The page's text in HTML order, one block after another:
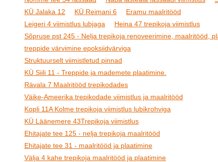
KÜ Jalaka 12
KÜ Reimani 6
Eramu maalritööd
Leigeri 4 viimistlus lubjaga
Heina 47 trepikoja viimistlus
Sõpruse pst 245 - Nelja trepikoja renoveerimine, maalritööd,
treppide värvimine epoksiidvärviga
Struktuurselt viimistletud pinnad
KÜ Siili 11 - Treppide ja mademete plaatimine.
Rävala 7 Maalritööd trepikodades
Väike-Ameerika trepikodade viimistlus ja maalritööd
Kopli 11A Kolme trepikoja viimistlus lubikrohviga
KÜ Läänemere 43Trepikoja viimistlus
Ehitajate tee 125 - nelja trepikoja maalritööd
Ehitajate tee 31 - maalritööd ja plaatimine
Välja 4 kahe trepikoja maalritööd ja plaatimine